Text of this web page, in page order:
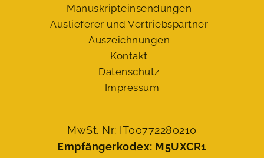
Manuskript­einsendungen
Auslieferer und Vertriebspartner
Auszeichnungen
Kontakt
Datenschutz
Impressum
MwSt. Nr: IT00772280210
Empfängerkodex: M5UXCR1